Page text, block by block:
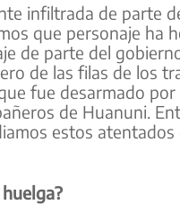
infiltrada de parte
que personaje ha
de parte del
de las filas de los
fue desarmado
de Huanuni.
estos